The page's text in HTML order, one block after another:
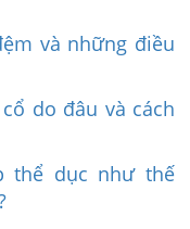
và những điều
do đâu và cách
thể dục như thế